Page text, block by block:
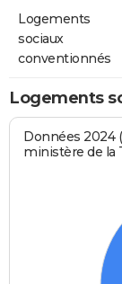
Logements
sociaux
conventionnés
Logements
Données 2024
ministère de la